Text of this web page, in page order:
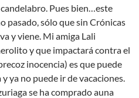
Pues bien…este
pasado, sólo que sin Crónicas
y viene. Mi amiga Lali
y que impactará contra el
inocencia) es que puede
ya no puede ir de vacaciones.
se ha comprado auna